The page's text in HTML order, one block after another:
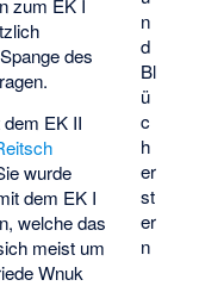
n
d
Bl
ü
c
h
er
st
er
n
zum EK I
des
EK II
wurde
dem EK I
welche das
meist um
Wnuk